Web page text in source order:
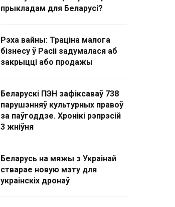
прыкладам для Беларусі?
Рэха вайны: Траціна малога
бізнесу ў Расіі задумалася аб
закрыцці або продажы
Беларускі ПЭН зафіксаваў 738
парушэнняў культурных правоў
за паўгоддзе. Хронікі рэпрэсій
3 жніўня
Беларусь на мяжы з Украінай
стварае новую мэту для
украінскіх дронаў